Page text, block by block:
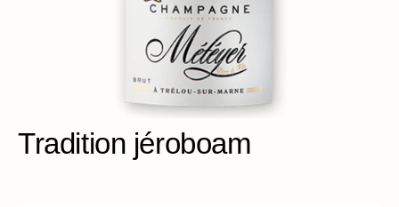
Tradition jéroboam